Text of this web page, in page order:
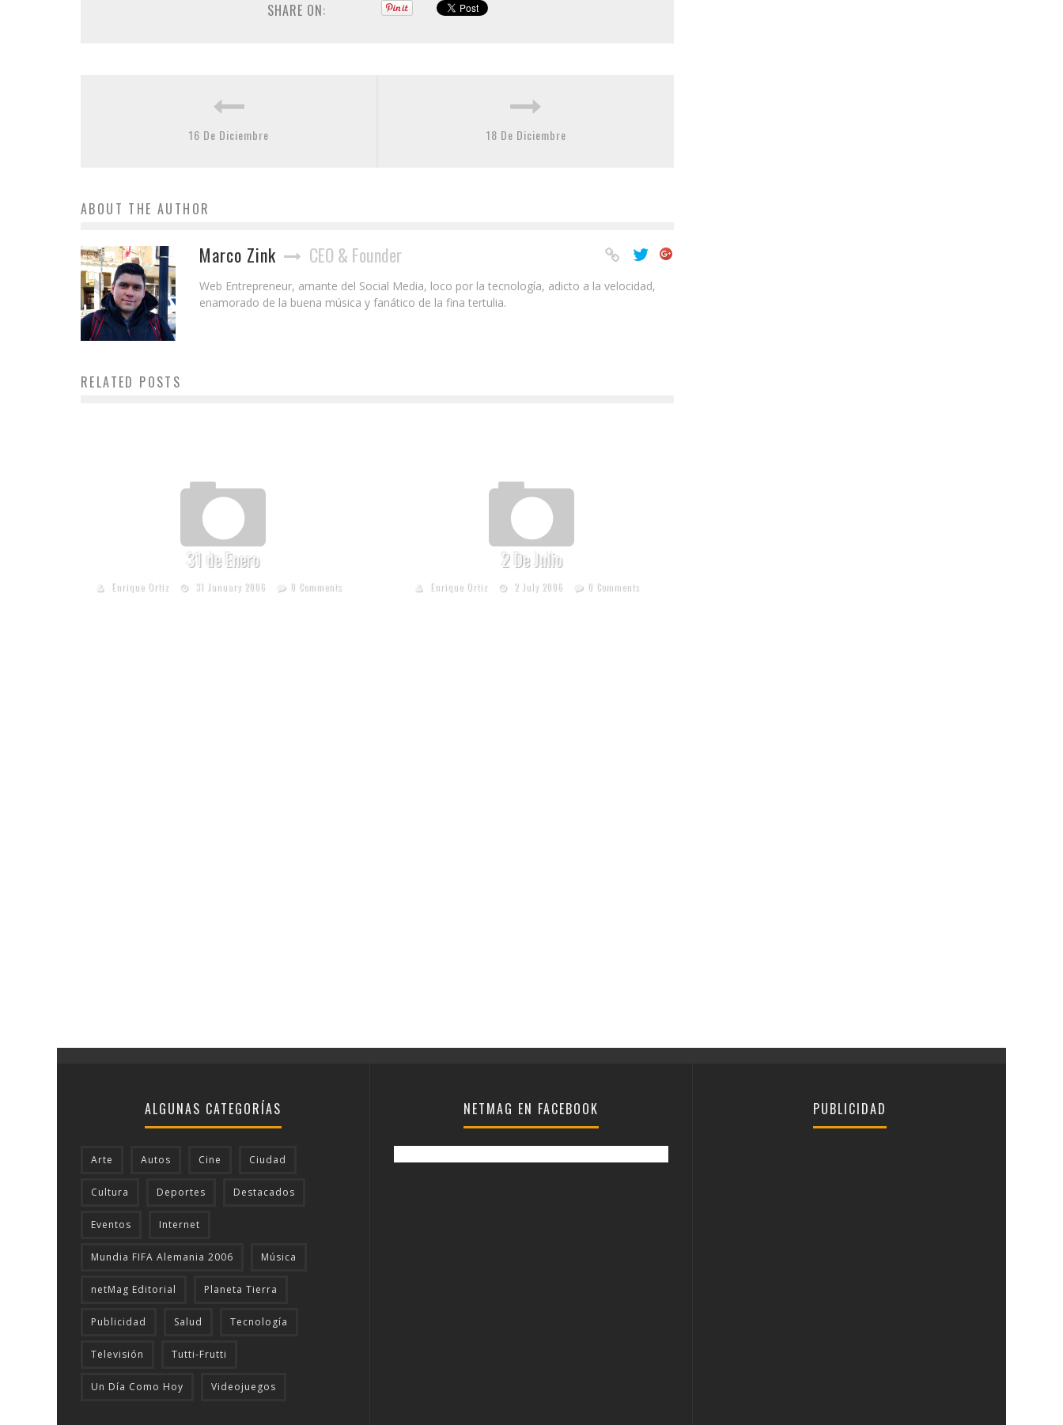
SHARE ON:
16 De Diciembre 18 De Diciembre
ABOUT THE AUTHOR
Marco Zink CEO & Founder
Web Entrepreneur, amante del Social Media, loco por la tecnología, adicto a la velocidad,
enamorado de la buena música y fanático de la fina tertulia.
RELATED POSTS
31 de Enero
Enrique Ortiz 31 January 2006 0 Comments
2 De Julio
Enrique Ortiz 2 July 2006 0 Comments
ALGUNAS CATEGORÍAS
Arte Autos Cine Ciudad
Cultura Deportes Destacados
Eventos Internet
Mundia FIFA Alemania 2006 Música
netMag Editorial Planeta Tierra
Publicidad Salud Tecnologí­a
Televisión Tutti-Frutti
Un Día Como Hoy Videojuegos
NETMAG EN FACEBOOK PUBLICIDAD